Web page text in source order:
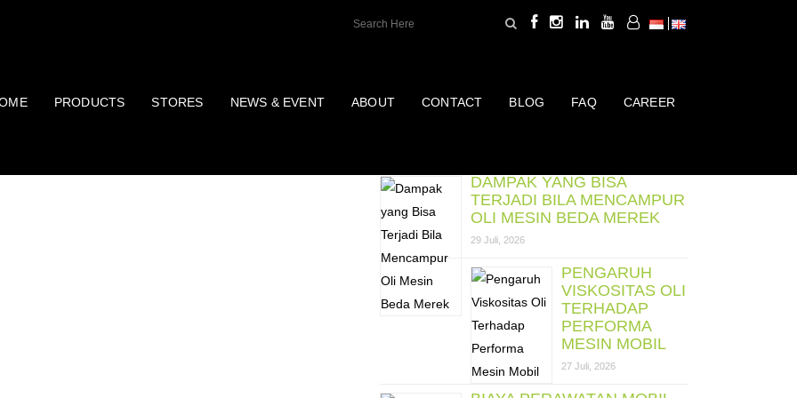
PRODUCTS STORES NEWS & EVENT ABOUT CONTACT BLOG FAQ CAREER
DAMPAK YANG BISA
TERJADI BILA MENCAMPUR
OLI MESIN BEDA MEREK
29 Juli, 2026
PENGARUH
VISKOSITAS OLI
TERHADAP
PERFORMA
MESIN MOBIL
27 Juli, 2026